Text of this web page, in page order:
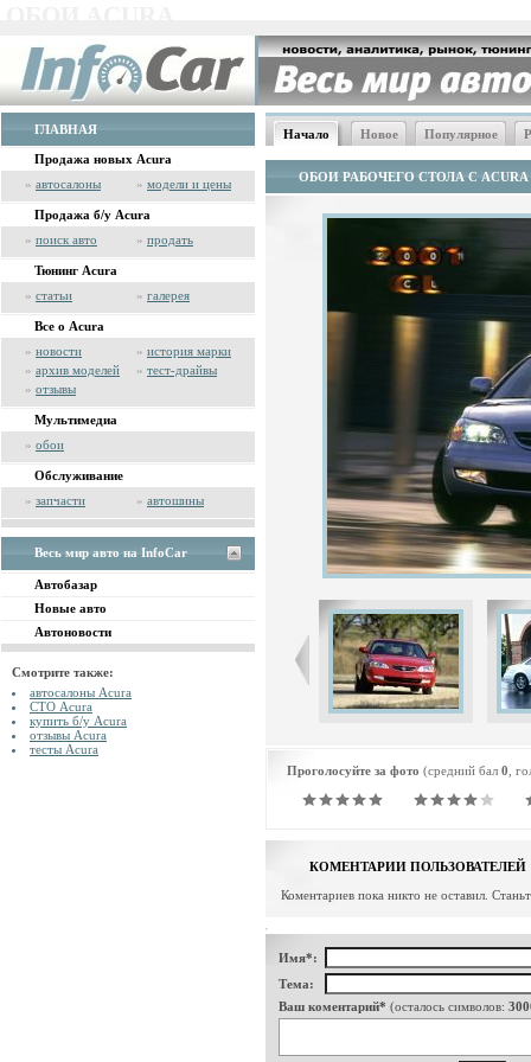
ГЛАВНАЯ
Продажа новых Acura
» автосалоны » модели и цены
Продажа б/у Acura
» поиск авто » продать
Тюнинг Acura
» статьи » галерея
Все о Acura
» новости » история марки
» архив моделей » тест-драйвы
» отзывы
Мультимедиа
» обои
Обслуживание
» запчасти » автошины
Весь мир авто на InfoCar
Автобазар
Новые авто
Автоновости
Смотрите также:
автосалоны Acura
СТО Acura
купить б/у Acura
отзывы Acura
тесты Acura
Начало Новое Популярное
ОБОИ РАБОЧЕГО СТОЛА С ACURA
Проголосуйте за фото (средний бал 0 ,
КОМЕНТАРИИ ПОЛЬЗОВАТЕЛЕЙ
Коментариев пока никто не оставил.
Имя*:
Тема:
Ваш коментарий* (осталось символов: